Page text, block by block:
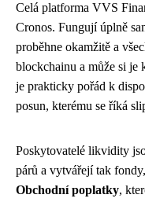
Celá platforma VVS
Cronos. Fungují úplně
proběhne okamžitě a
blockchainu a může si
je prakticky pořád k
posun, kterému se říká
Poskytovatelé likvidity
párů a vytvářejí tak
Obchodní poplatky,